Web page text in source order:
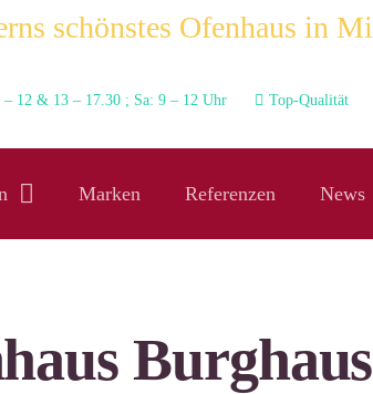
schönstes Ofenhaus in
12 & 13 – 17.30 ; Sa: 9 – 12 Uhr Top-Qualität
Marken Referenzen News